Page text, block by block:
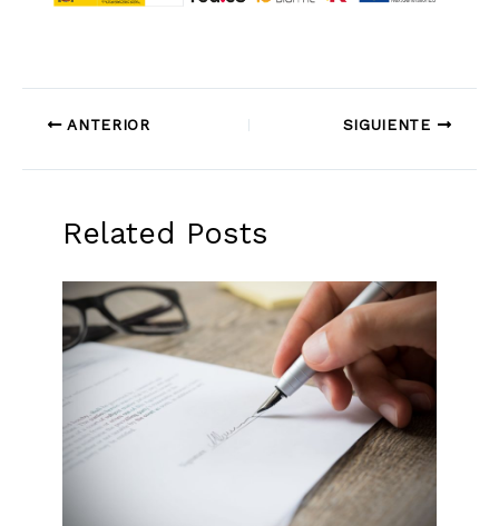
ANTERIOR SIGUIENTE
Related Posts